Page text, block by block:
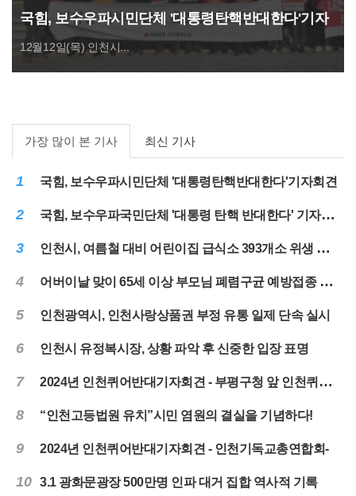
국힘, 보수우파시민단체 '대통령탄핵반대한다'기자
회견
12월12일(목) 인천시...
가장 많이 본 기사 최신 기사
1 국힘, 보수우파시민단체 '대통령탄핵반대한다'기자회견
2 국힘, 보수우파국민단체 '대통령 탄핵 반대한다' 기자회견
3 인천시, 여름철 대비 어린이집 급식소 393개소 위생 점검 실시
4 어버이날 맞이 65세 이상 부모님 폐렴구균 예방접종 당부
5 인천광역시, 인천사랑상품권 부정 유통 일제 단속 실시
6 인천시 유정복시장, 상황 파악 후 신중한 입장 표명
7 2024년 인천퀴어반대기자회견 - 부평구청 앞 인천퀴어대책본부-
8 “인천고등법원 유치”시민 염원의 결실을 기념하다!
9 2024년 인천퀴어반대기자회견 - 인천기독교총연합회-
10 3.1 광화문광장 500만명 인파 대거 집합 역사적 기록